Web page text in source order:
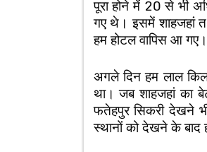
पूरा होने में 20 से भी
गए थे। इसमें शाहजहां
हम होटल वापिस आ
अगले दिन हम लाल
था। जब शाहजहां का
फतेहपुर सिकरी देखने
स्थानों को देखने के बाद